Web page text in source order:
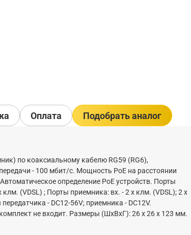
по коаксиальному кабелю RG59 (RG6),
- 100 мбит/c. Мощность PoE на расстоянии
определение PoE устройств. Порты
(VDSL) ; Порты приемника: вх. - 2 x клм. (VDSL); 2 x
- DC12-56V; приемника - DC12V.
не входит. Размеры (ШxВxГ): 26 x 26 x 123 мм.
Оплата Подобрать аналог